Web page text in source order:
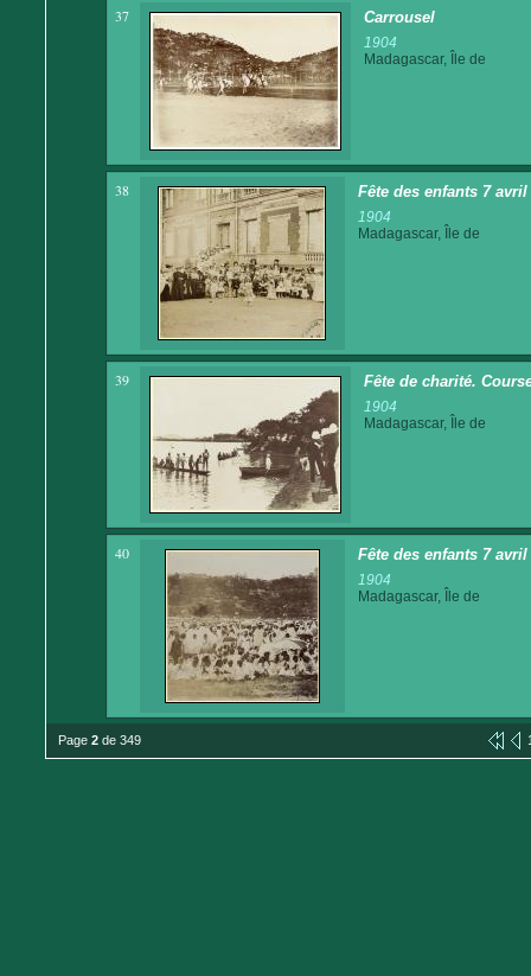
37 Carrousel
1904
Madagascar, Île de
38 Fête des enfants 7
1904
Madagascar, Île de
39 Fête de charité.
1904
Madagascar, Île de
40 Fête des enfants 7
1904
Madagascar, Île de
Page 2 de 349